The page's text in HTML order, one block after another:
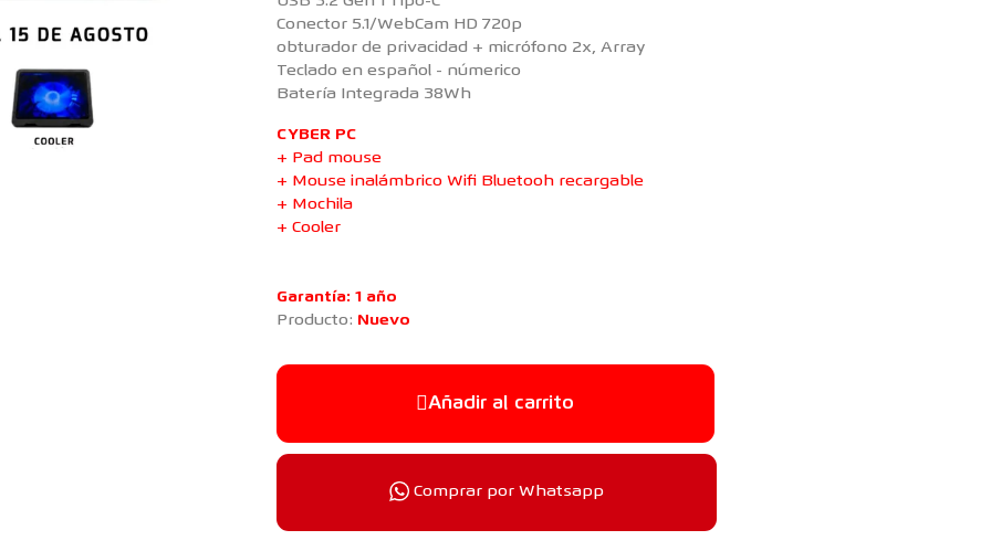
Conector 5.1/WebCam HD 720p
obturador de privacidad + micrófono 2x, Array
Teclado en español - númerico
Batería Integrada 38Wh
CYBER PC
+ Pad mouse
+ Mouse inalámbrico Wifi Bluetooh recargable
+ Mochila
+ Cooler
Garantía: 1 año
Producto: Nuevo
Añadir al carrito
Comprar por Whatsapp